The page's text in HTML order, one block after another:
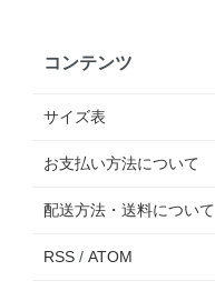
コンテンツ
サイズ表
お支払い方法について
配送方法・送料について
RSS / ATOM